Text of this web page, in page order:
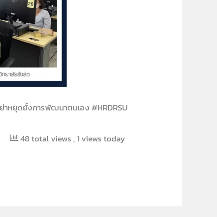
าหยุดยั้งการพัฒนาตนเอง #HRDRSU
48 total views , 1 views today